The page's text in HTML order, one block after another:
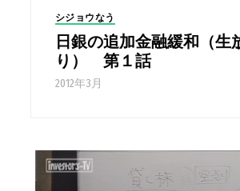
シジョウなう
日銀の追加金融緩和（生
り） 第１話
2012年3月